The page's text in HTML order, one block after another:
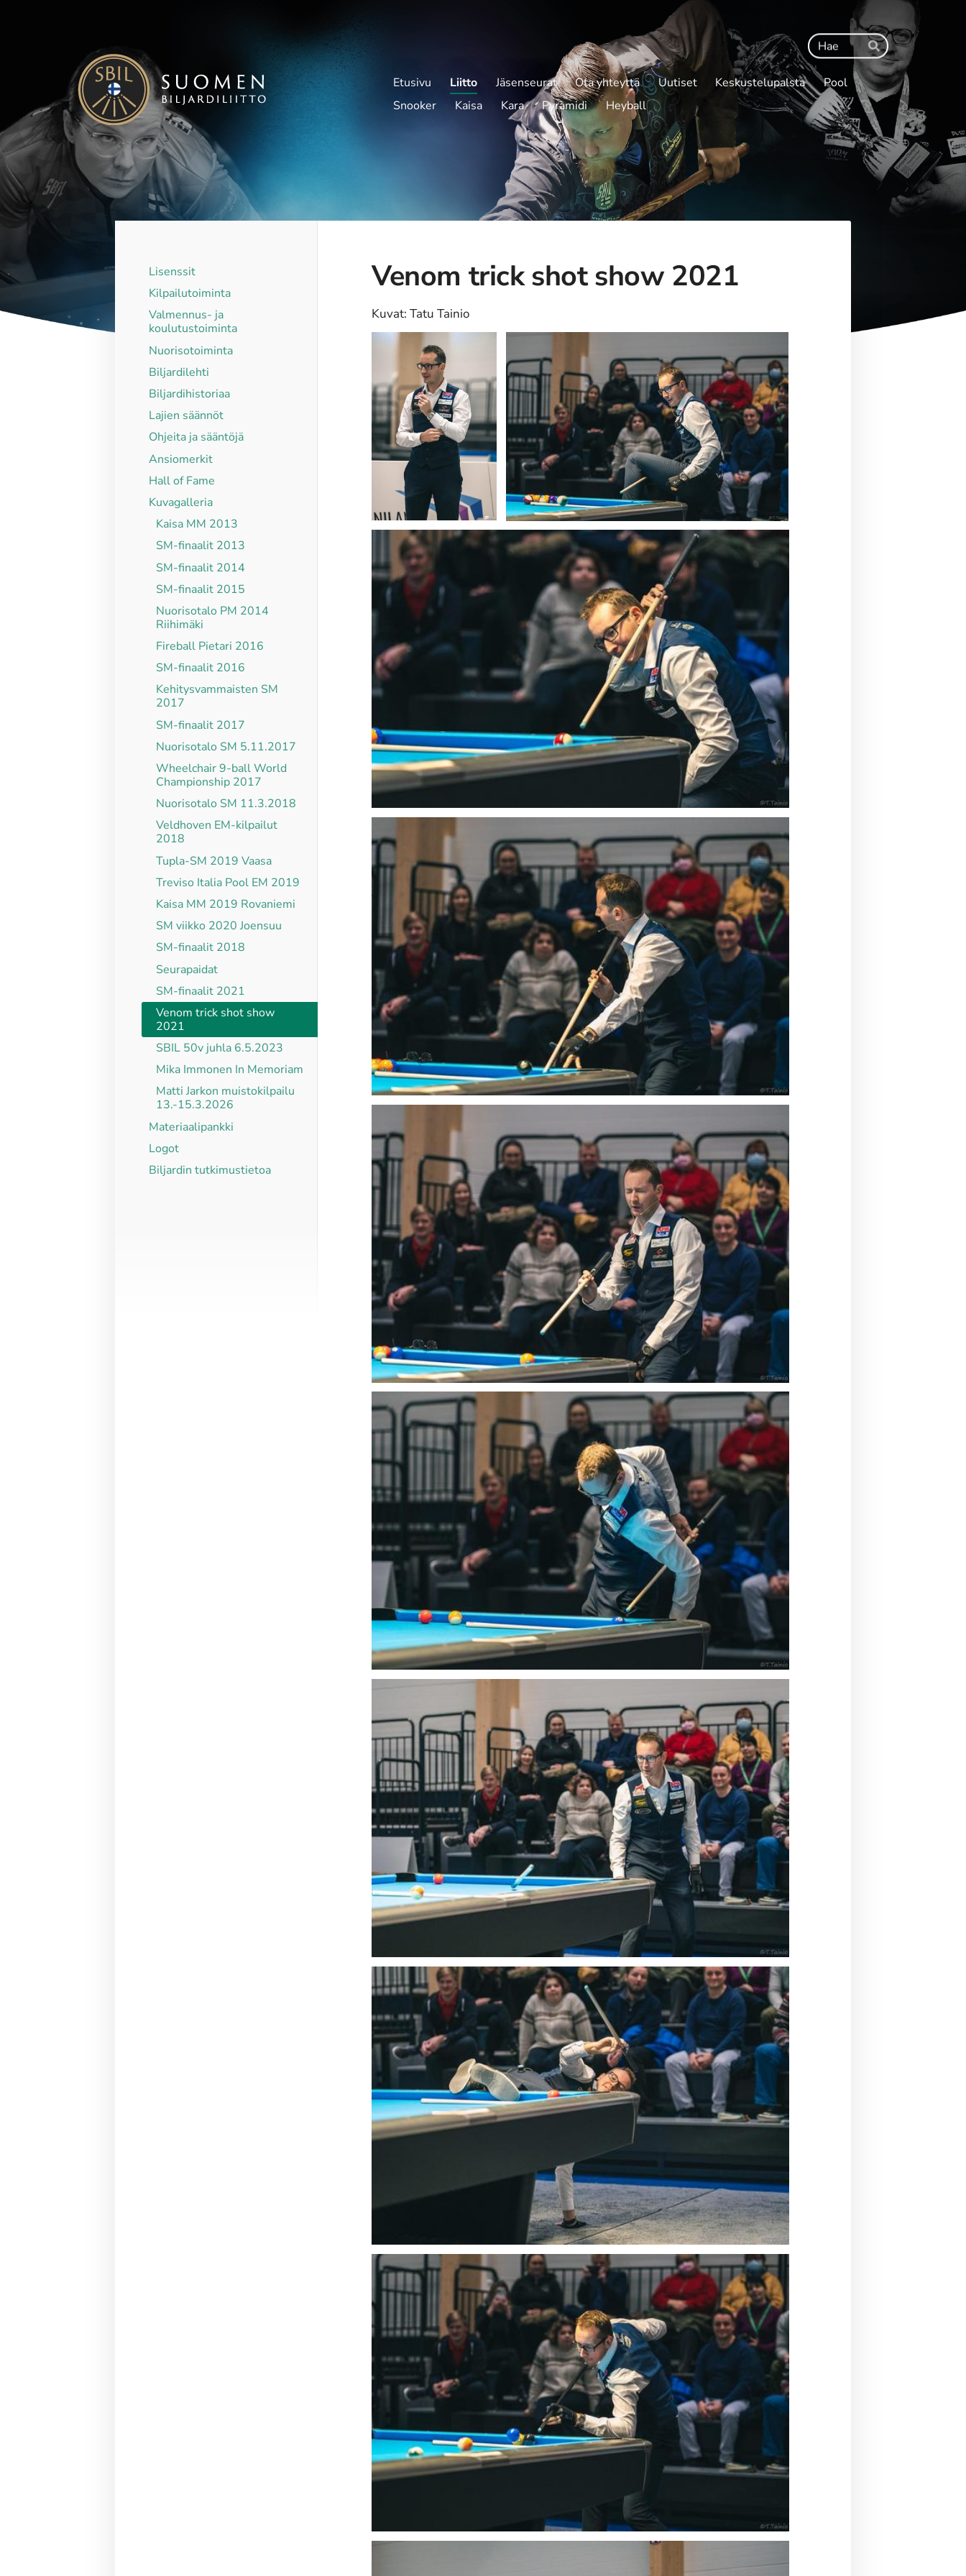
Haku
Hae
Suomen Biljardiliitto ry
Etusivu Liitto Jäsenseurat Ota yhteyttä Uutiset Keskustelupalsta
Pool
Snooker
Kaisa Kara Pyramidi Heyball
Lisenssit
Kilpailutoiminta
Valmennus- ja
koulutustoiminta
Nuorisotoiminta
Biljardilehti
Biljardihistoriaa
Lajien säännöt
Ohjeita ja sääntöjä
Ansiomerkit
Hall of Fame
Kuvagalleria
Kaisa MM 2013
SM-finaalit 2013
SM-finaalit 2014
SM-finaalit 2015
Nuorisotalo PM 2014
Riihimäki
Fireball Pietari 2016
SM-finaalit 2016
Kehitysvammaisten SM
2017
SM-finaalit 2017
Nuorisotalo SM 5.11.2017
Wheelchair 9-ball World
Championship 2017
Nuorisotalo SM 11.3.2018
Veldhoven EM-kilpailut
2018
Tupla-SM 2019 Vaasa
Treviso Italia Pool EM 2019
Kaisa MM 2019 Rovaniemi
SM viikko 2020 Joensuu
SM-finaalit 2018
Seurapaidat
SM-finaalit 2021
Venom trick shot show
2021
SBIL 50v juhla 6.5.2023
Mika Immonen In Memoriam
Matti Jarkon muistokilpailu
13.-15.3.2026
Materiaalipankki
Logot
Biljardin tutkimustietoa
Venom trick shot show 2021
Kuvat: Tatu Tainio